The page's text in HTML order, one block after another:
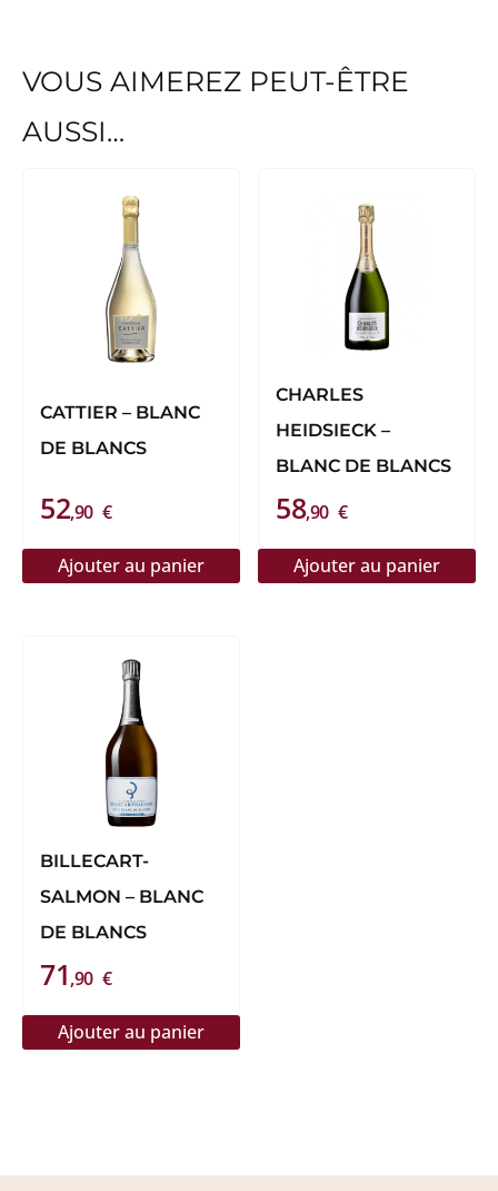
VOUS AIMEREZ PEUT-ÊTRE
AUSSI…
CATTIER – BLANC
DE BLANCS
52,90 €
Ajouter au panier
CHARLES
HEIDSIECK –
BLANC DE BLANCS
58,90 €
Ajouter au panier
BILLECART-
SALMON – BLANC
DE BLANCS
71,90 €
Ajouter au panier